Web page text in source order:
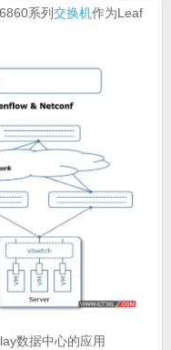
系列交换机作为Leaf
数据中心的应用